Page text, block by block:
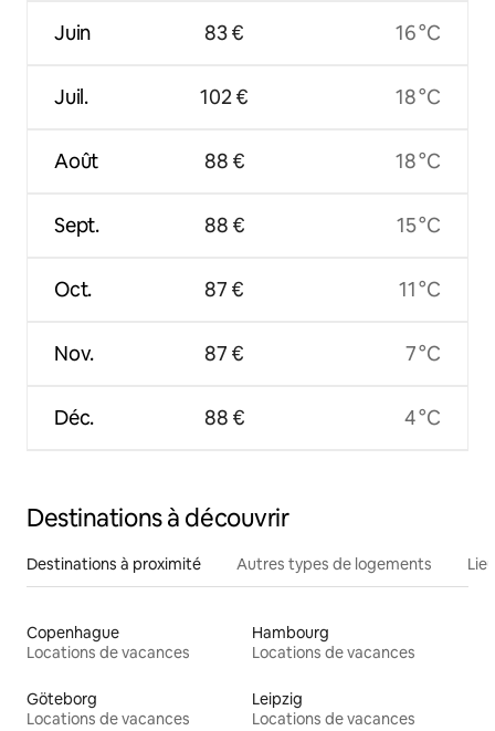
Juin
Juil.
Août
Sept.
Oct.
Nov.
Déc.
83 €
102 €
88 €
88 €
87 €
87 €
88 €
16 °C
18 °C
18 °C
15 °C
11 °C
7 °C
4 °C
Destinations à découvrir
Destinations à proximité Autres types de logements
Copenhague
Locations de vacances
Hambourg
Locations de vacances
Göteborg
Locations de vacances
Leipzig
Locations de vacances